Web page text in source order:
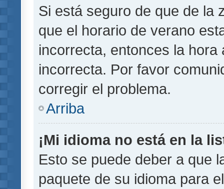
Si está seguro de que de la
que el horario de verano
incorrecta, entonces la
incorrecta. Por favor
corregir el problema.
Arriba
¡Mi idioma no está en la
Esto se puede deber a que
paquete de su idioma para